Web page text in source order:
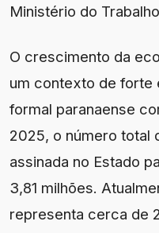
Ministério do
O crescimento da
um contexto de forte
formal paranaense
2025, o número total
assinada no Estado
3,81 milhões.
representa cerca de